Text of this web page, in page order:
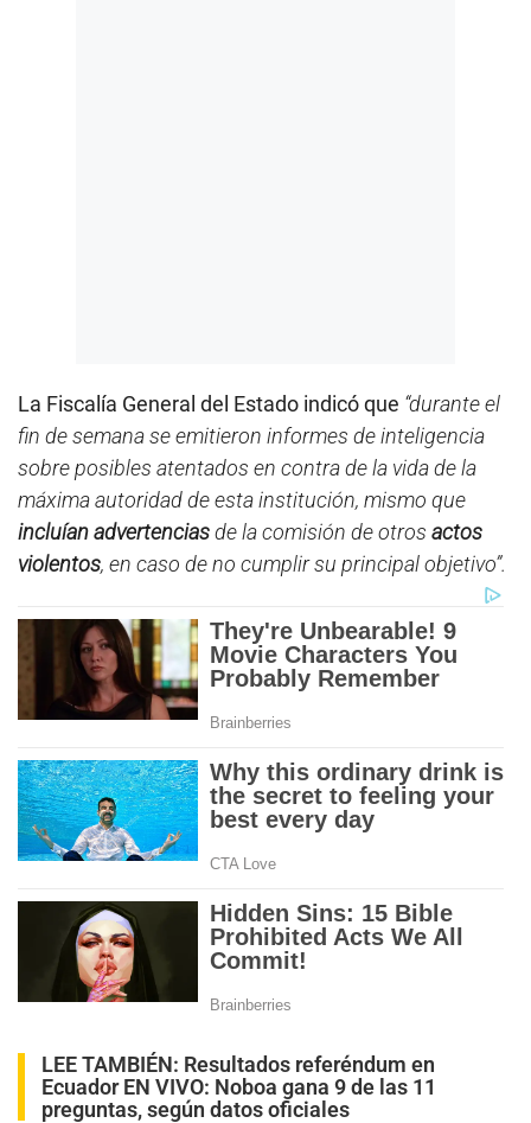
La Fiscalía General del Estado indicó que “durante el
fin de semana se emitieron informes de inteligencia
sobre posibles atentados en contra de la vida de la
máxima autoridad de esta institución, mismo que
incluían advertenciasde la comisión de otros actos
violentos, en caso de no cumplir su principal objetivo”.
LEE TAMBIÉN: Resultados referéndum en
Ecuador EN VIVO: Noboa gana 9 de las 11
preguntas, según datos oficiales